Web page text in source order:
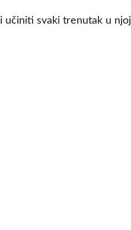
i učiniti svaki trenutak u njoj